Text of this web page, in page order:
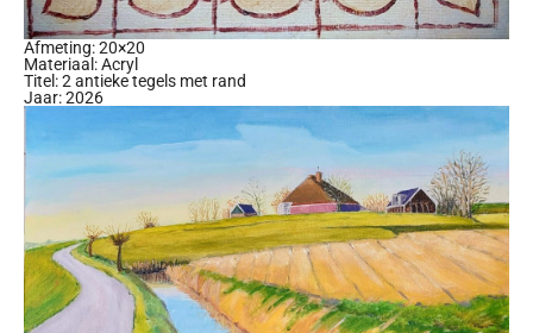
Afmeting: 20×20
Materiaal: Acryl
Titel: 2 antieke tegels met rand
Jaar: 2026